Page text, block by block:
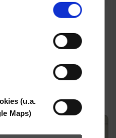
führen diese
ihnen bereitgestellt
Ihrer Nutzung
(u.a.
Maps)